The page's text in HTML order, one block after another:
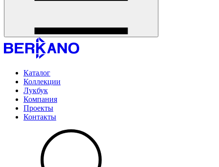
Каталог
Коллекции
Лукбук
Компания
Проекты
Контакты